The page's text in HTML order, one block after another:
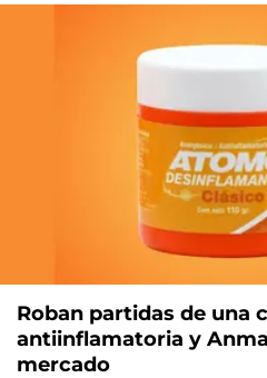
Roban partidas de una
antiinflamatoria y
mercado